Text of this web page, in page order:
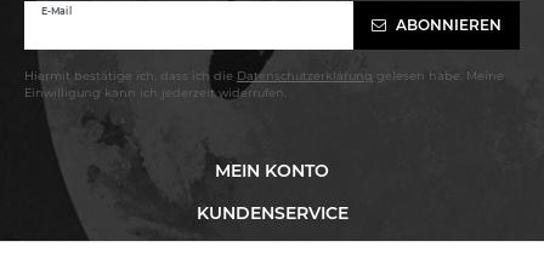
MEIN KONTO
KUNDENSERVICE
E-Mail
ABONNIEREN
Newsletter
Hiermit bestätige ich, dass ich die Daten­schutz­erklärung gelesen habe. Meine
Einwilligung kann ich jederzeit widerrufen.